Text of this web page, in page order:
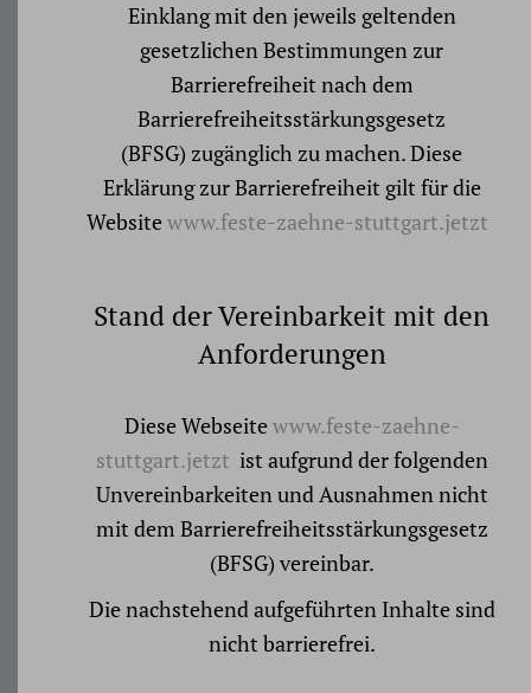
Einklang mit den jeweils geltenden
gesetzlichen Bestimmungen zur
Barrierefreiheit nach dem
Barrierefreiheitsstärkungsgesetz
(BFSG) zugänglich zu machen. Diese
Erklärung zur Barrierefreiheit gilt für die
Websitewww.feste-zaehne-stuttgart.jetzt
Stand der Vereinbarkeit mit den
Anforderungen
Diese Webseitewww.feste-zaehne-
stuttgart.jetzt ist aufgrund der folgenden
Unvereinbarkeiten und Ausnahmen nicht
mit dem Barrierefreiheitsstärkungsgesetz
(BFSG) vereinbar.
Die nachstehend aufgeführten Inhalte sind
nicht barrierefrei.